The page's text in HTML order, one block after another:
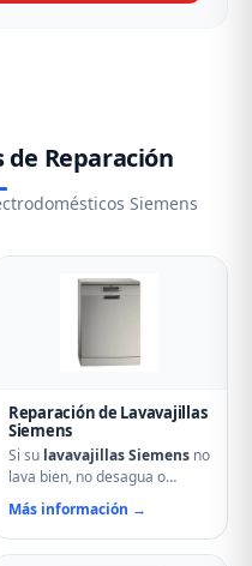
de Reparación
Siemens
Reparación de Lavavajillas
Siemens
Si su lavavajillas Siemens no
lava bien, no desagua o
muestra errores en el display,
nuestro servicio técnico en
Becerril de Campos puede
Más información →